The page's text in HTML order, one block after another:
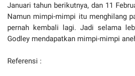
Januari tahun berikutnya, dan 11
Namun mimpi-mimpi itu menghilang
pernah kembali lagi. Jadi selama
Godley mendapatkan mimpi-mimpi
Referensi :